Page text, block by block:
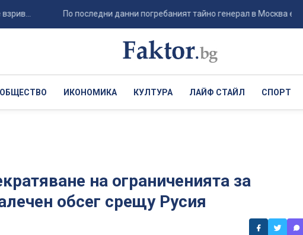
По последни данни погребаният тайно генерал в Москва е не
ОБЩЕСТВО ИКОНОМИКА КУЛТУРА ЛАЙФ СТАЙЛ СПОРТ
на ограниченията за
обсег срещу Русия